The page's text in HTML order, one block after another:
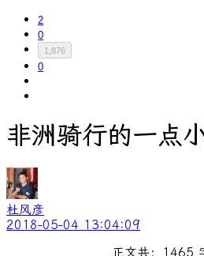
2
0
1,876
0
非洲骑行的一点
杜风彦
2018-05-04 13:04:09
正文共：1465